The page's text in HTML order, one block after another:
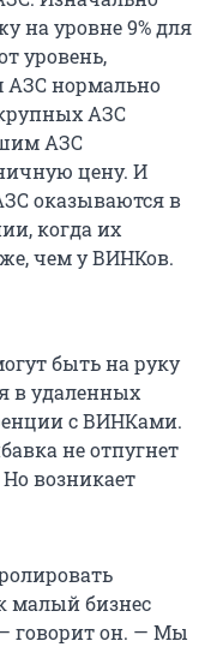
на уровне 9% для
уровень,
АЗС нормально
АЗС
АЗС
цену. И
оказываются в
когда их
чем у ВИНКов.
быть на руку
в удаленных
с ВИНКами.
не отпугнет
возникает
малый бизнес
говорит он. — Мы